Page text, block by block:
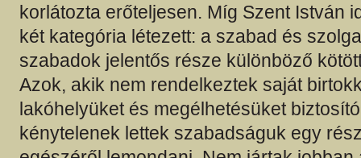
korlátozta erőteljesen. Míg Szent István
két kategória létezett: a szabad és
szabadok jelentős része különböző
Azok, akik nem rendelkeztek saját
lakóhelyüket és megélhetésüket
kénytelenek lettek szabadságuk egy